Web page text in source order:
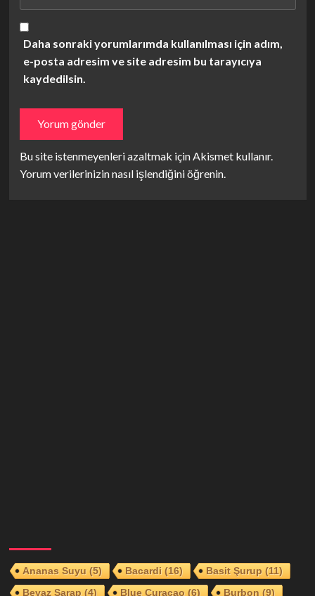
Daha sonraki yorumlarımda kullanılması için adım,
e-posta adresim ve site adresim bu tarayıcıya
kaydedilsin.
Bu site istenmeyenleri azaltmak için Akismet kullanır.
Yorum verilerinizin nasıl işlendiğini öğrenin.
Ananas Suyu(5) Bacardi(16) Basit Şurup(11)
Beyaz Şarap(4) Blue Curaçao(6) Burbon(9)